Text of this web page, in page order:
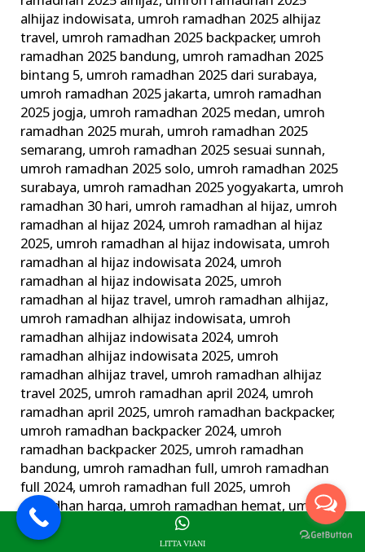
alhijaz indowisata, umroh ramadhan 2025 alhijaz
travel, umroh ramadhan 2025 backpacker, umroh
ramadhan 2025 bandung, umroh ramadhan 2025
bintang 5, umroh ramadhan 2025 dari surabaya,
umroh ramadhan 2025 jakarta, umroh ramadhan
2025 jogja, umroh ramadhan 2025 medan, umroh
ramadhan 2025 murah, umroh ramadhan 2025
semarang, umroh ramadhan 2025 sesuai sunnah,
umroh ramadhan 2025 solo, umroh ramadhan 2025
surabaya, umroh ramadhan 2025 yogyakarta, umroh
ramadhan 30 hari, umroh ramadhan al hijaz, umroh
ramadhan al hijaz 2024, umroh ramadhan al hijaz
2025, umroh ramadhan al hijaz indowisata, umroh
ramadhan al hijaz indowisata 2024, umroh
ramadhan al hijaz indowisata 2025, umroh
ramadhan al hijaz travel, umroh ramadhan alhijaz,
umroh ramadhan alhijaz indowisata, umroh
ramadhan alhijaz indowisata 2024, umroh
ramadhan alhijaz indowisata 2025, umroh
ramadhan alhijaz travel, umroh ramadhan alhijaz
travel 2025, umroh ramadhan april 2024, umroh
ramadhan april 2025, umroh ramadhan backpacker,
umroh ramadhan backpacker 2024, umroh
ramadhan backpacker 2025, umroh ramadhan
bandung, umroh ramadhan full, umroh ramadhan
full 2024, umroh ramadhan full 2025, umroh
ramadhan harga, umroh ramadhan hemat, umroh
ramadhan jogja
umroh ramadhan juni 2024
umroh
ramadhan juni 2025
umroh ramadhan langsung
LITTA VIANI